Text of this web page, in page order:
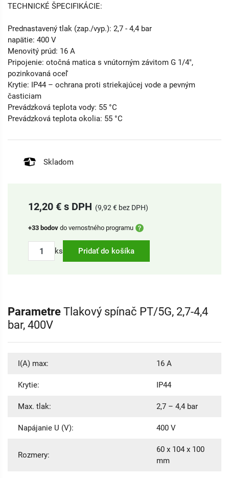
TECHNICKÉ ŠPECIFIKÁCIE:
Prednastavený tlak (zap./vyp.): 2,7 - 4,4 bar
napätie: 400 V
Menovitý prúd: 16 A
Pripojenie: otočná matica s vnútorným závitom G 1/4",
pozinkovaná oceľ
Krytie: IP44 – ochrana proti striekajúcej vode a pevným
časticiam
Prevádzková teplota vody: 55 °C
Prevádzková teplota okolia: 55 °C
Skladom
12,20 € s DPH (9,92 € bez DPH)
+33 bodov do vernostného programu
ks Pridať do košíka
Parametre Tlakový spínač PT/5G, 2,7-4,4
bar, 400V
I(A) max: 16 A
Krytie: IP44
Max. tlak: 2,7 – 4,4 bar
Napájanie U (V): 400 V
Rozmery:
60 x 104 x 100
mm